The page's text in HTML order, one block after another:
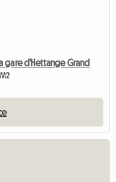
gare d'Hettange Grand